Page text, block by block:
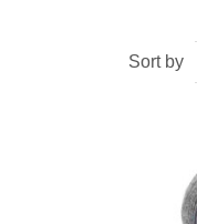
Sort by